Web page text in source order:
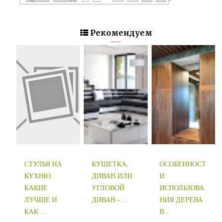
Рекомендуем
СТУЛЬЯ НА
КУХНЮ.
КАКИЕ
ЛУЧШЕ И
КАК ...
КУШЕТКА,
ДИВАН ИЛИ
УГЛОВОЙ
ДИВАН - ...
ОСОБЕННОСТ
И
ИСПОЛЬЗОВА
НИЯ ДЕРЕВА
В...